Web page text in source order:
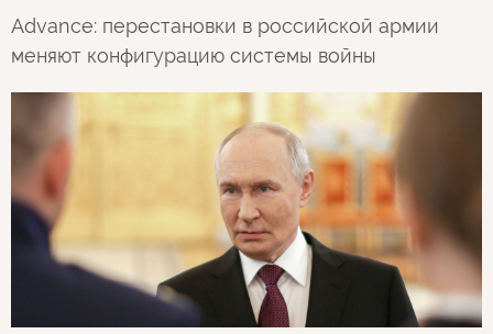
Advance: перестановки в российской армии
меняют конфигурацию системы войны